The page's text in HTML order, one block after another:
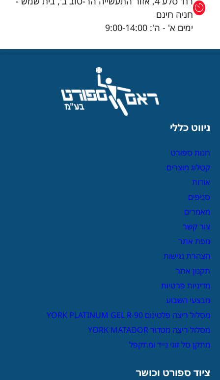
חניה חינם
ימים א' - ה': 9:00-14:00
ניווט כללי
חנות ספורט
קטלוג מוצרים
אודות
סניפים
מאמרים
צור קשר
מפת אתר
הצהרת נגישות
תקנון אתר
מדיניות פרטיות
מבצעי השבוע
מסלול ריצה פלטינום YORK PLATINUM GEL R-90
מסלול ריצה מטדור YORK MATADOR
מתקן סל זוגי נייד ומתקפל
ציוד ספורט וכושר